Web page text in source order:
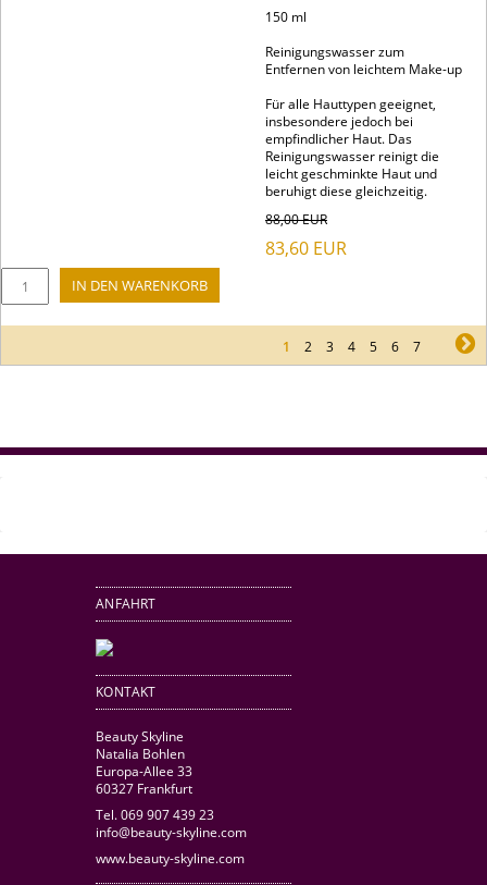
150 ml
Reinigungswasser zum
Entfernen von leichtem Make-up
Für alle Hauttypen geeignet,
insbesondere jedoch bei
empfindlicher Haut. Das
Reinigungswasser reinigt die
leicht geschminkte Haut und
beruhigt diese gleichzeitig.
88,00EUR
83,60 EUR
1 2 3 4 5 6 7
ANFAHRT
KONTAKT
Beauty Skyline
Natalia Bohlen
Europa-Allee 33
60327 Frankfurt
Tel. 069 907 439 23
info@beauty-skyline.com
www.beauty-skyline.com